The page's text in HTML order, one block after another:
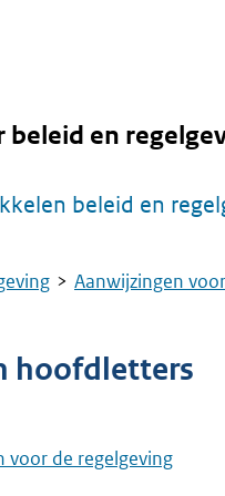
en
beleid en
Aanwijzingen
hoofdletters
voor de regelgeving